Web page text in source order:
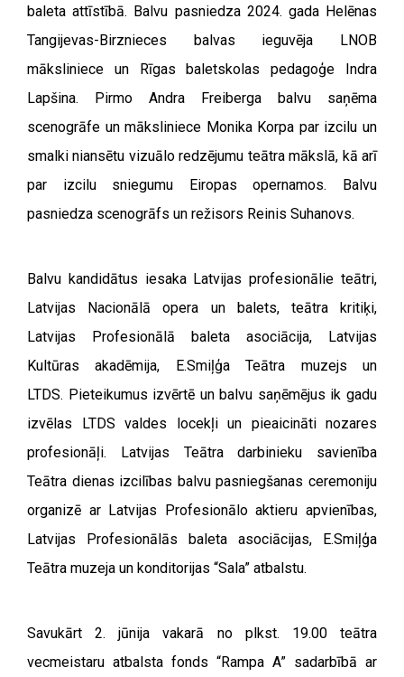
baleta attīstībā. Balvu pasniedza 2024. gada Helēnas
Tangijevas-Birznieces balvas ieguvēja LNOB
māksliniece un Rīgas baletskolas pedagoģe Indra
Lapšina. Pirmo Andra Freiberga balvu saņēma
scenogrāfe un māksliniece Monika Korpa par izcilu un
smalki niansētu vizuālo redzējumu teātra mākslā, kā arī
par izcilu sniegumu Eiropas opernamos. Balvu
pasniedza scenogrāfs un režisors Reinis Suhanovs.
Balvu kandidātus iesaka Latvijas profesionālie teātri,
Latvijas Nacionālā opera un balets, teātra kritiķi,
Latvijas Profesionālā baleta asociācija, Latvijas
Kultūras akadēmija, E.Smiļģa Teātra muzejs un
LTDS. Pieteikumus izvērtē un balvu saņēmējus ik gadu
izvēlas LTDS valdes locekļi un pieaicināti nozares
profesionāļi. Latvijas Teātra darbinieku savienība
Teātra dienas izcilības balvu pasniegšanas ceremoniju
organizē ar Latvijas Profesionālo aktieru apvienības,
Latvijas Profesionālās baleta asociācijas, E.Smiļģa
Teātra muzeja un konditorijas “Sala” atbalstu.
Savukārt 2. jūnija vakarā no plkst. 19.00 teātra
vecmeistaru atbalsta fonds “Rampa A” sadarbībā ar